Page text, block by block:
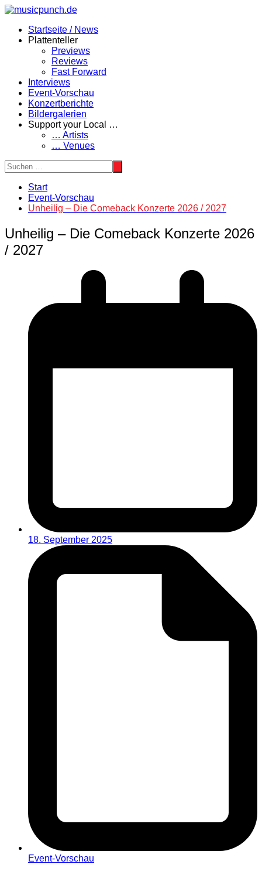
Zum
springenStartseite / News
Plattenteller
Previews
Reviews
Fast Forward
Interviews
Event-Vorschau
Konzertberichte
Bildergalerien
Support your Local …
… Artists
… Venues
Start
Event-Vorschau
Unheilig – Die Comeback Konzerte 2026 / 2027
Unheilig – Die Comeback Konzerte 2026
/ 2027
18. September 2025
Event-Vorschau